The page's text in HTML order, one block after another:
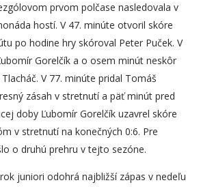
prvom polčase nasledovala v
hostí. V 47. minúte otvoril skóre
po hodine hry skóroval Peter Puček. V
Gorelčík a o osem minút neskôr
V 77. minúte pridal Tomáš
zásah v stretnutí a päť minút pred
doby Ľubomír Gorelčík uzavrel skóre
v stretnutí na konečných 0:6. Pre
o druhú prehru v tejto sezóne.
juniori odohrá najbližší zápas v nedeľu